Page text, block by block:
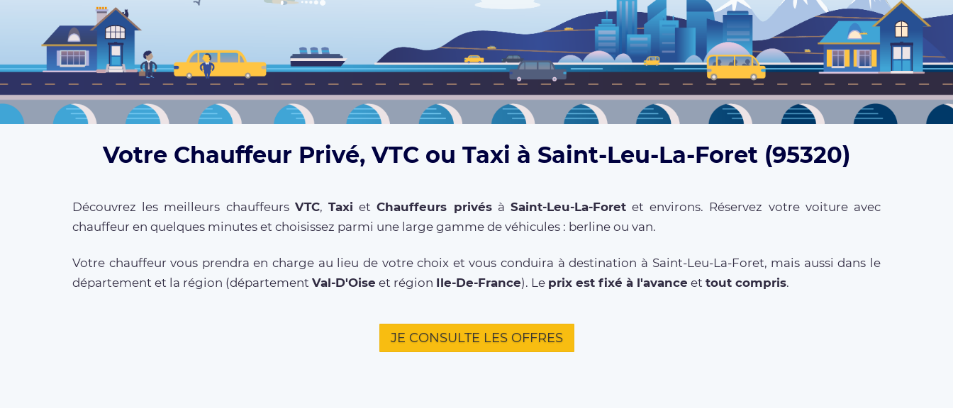
Votre Chauffeur Privé, VTC ou Taxi à Saint-Leu-La-Foret (95320)
Découvrez les meilleurs chauffeurs VTC, Taxi etChauffeurs privésà Saint-Leu-La-Foretet environs. Réservez votre voiture avec
chauffeur en quelques minutes et choisissez parmi une large gamme de véhicules : berline ou van.
Votre chauffeur vous prendra en charge au lieu de votre choix et vous conduira à destination à Saint-Leu-La-Foret, mais aussi dans le
département et la région (département Val-D'Oise et région Ile-De-France). Le prix est fixé à l'avance et tout compris.
JE CONSULTE LES OFFRES